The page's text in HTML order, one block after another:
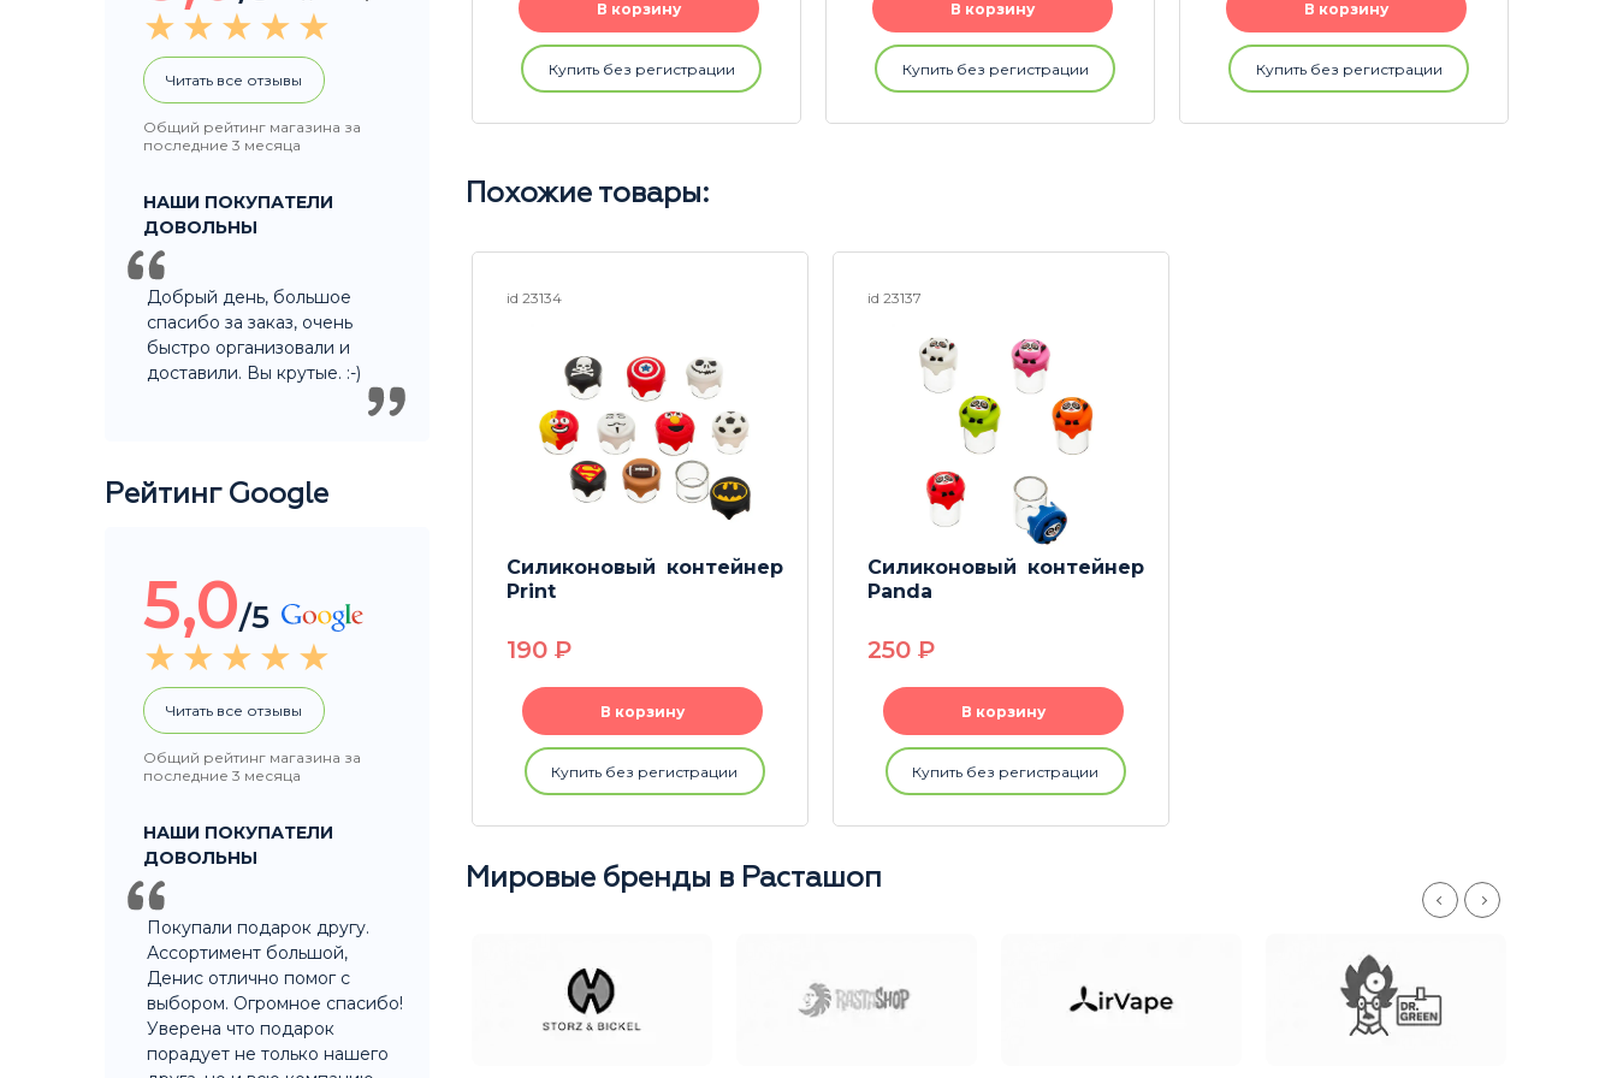
Читать все отзывы
Общий рейтинг магазина за
последние 3 месяца
НАШИ ПОКУПАТЕЛИ
ДОВОЛЬНЫ
Добрый день, большое
спасибо за заказ, очень
быстро организовали и
доставили. Вы крутые. :-)
Рейтинг Google
5,0/5
Читать все отзывы
Общий рейтинг магазина за
последние 3 месяца
НАШИ ПОКУПАТЕЛИ
ДОВОЛЬНЫ
Покупали подарок другу.
Ассортимент большой,
Денис отлично помог с
выбором. Огромное спасибо!
Уверена что подарок
порадует не только нашего
Купить без регистрации
В корзину
Купить без регистрации
В корзину
Купить без регистрации
В корзину
Купить без регистрации
Похожие товары:
id 23134
Силиконовый контейнер
Print
190 P
В корзину
Купить без регистрации
id 23137
Силиконовый контейнер
Panda
250 P
В корзину
Купить без регистрации
Мировые бренды в Расташоп